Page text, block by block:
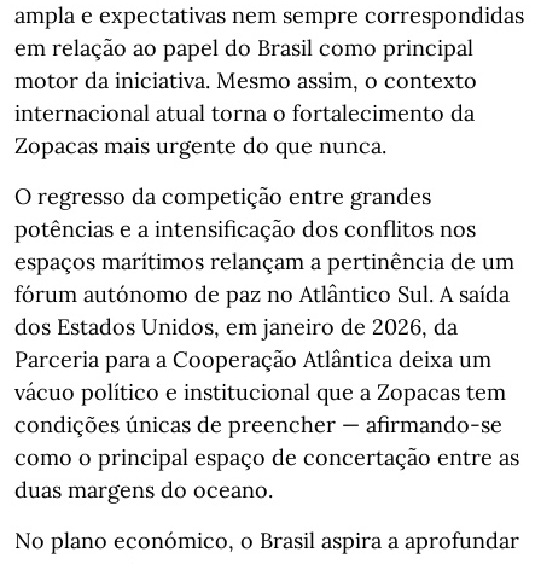
ampla e expectativas nem sempre correspondidas
em relação ao papel do Brasil como principal
motor da iniciativa. Mesmo assim, o contexto
internacional atual torna o fortalecimento da
Zopacas mais urgente do que nunca.
O regresso da competição entre grandes
potências e a intensificação dos conflitos nos
espaços marítimos relançam a pertinência de um
fórum autónomo de paz no Atlântico Sul. A saída
dos Estados Unidos, em janeiro de 2026, da
Parceria para a Cooperação Atlântica deixa um
vácuo político e institucional que a Zopacas tem
condições únicas de preencher — afirmando-se
como o principal espaço de concertação entre as
duas margens do oceano.
No plano económico, o Brasil aspira a aprofundar